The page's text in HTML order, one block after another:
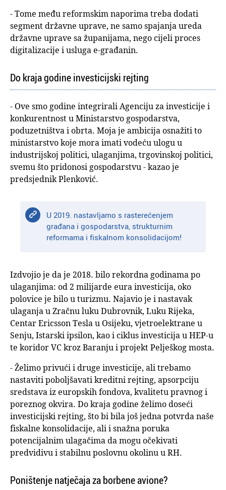
- Tome među reformskim naporima treba dodati
segment državne uprave, ne samo spajanja ureda
državne uprave sa županijama, nego cijeli proces
digitalizacije i usluga e-građanin.
Do kraja godine investicijski rejting
- Ove smo godine integrirali Agenciju za investicije i
konkurentnost u Ministarstvo gospodarstva,
poduzetništva i obrta. Moja je ambicija osnažiti to
ministarstvo koje mora imati vodeću ulogu u
industrijskoj politici, ulaganjima, trgovinskoj politici,
svemu što pridonosi gospodarstvu - kazao je
predsjednik Plenković.
U 2019. nastavljamo s rasterećenjem
građana i gospodarstva, strukturnim
reformama i fiskalnom konsolidacijom!
Izdvojio je da je 2018. bilo rekordna godinama po
ulaganjima: od 2 milijarde eura investicija, oko
polovice je bilo u turizmu. Najavio je i nastavak
ulaganja u Zračnu luku Dubrovnik, Luku Rijeka,
Centar Ericsson Tesla u Osijeku, vjetroelektrane u
Senju, Istarski ipsilon, kao i ciklus investicija u HEP-u
te koridor VC kroz Baranju i projekt Pelješkog mosta.
- Želimo privući i druge investicije, ali trebamo
nastaviti poboljšavati kreditni rejting, apsorpciju
sredstava iz europskih fondova, kvalitetu pravnog i
poreznog okvira. Do kraja godine želimo doseći
investicijski rejting, što bi bila još jedna potvrda naše
fiskalne konsolidacije, ali i snažna poruka
potencijalnim ulagačima da mogu očekivati
predvidivu i stabilnu poslovnu okolinu u RH.
Poništenje natječaja za borbene avione?